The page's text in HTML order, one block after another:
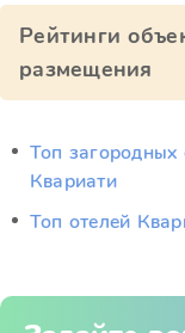
Рейтинги
размещения
Топ загородных
Квариати
Топ отелей